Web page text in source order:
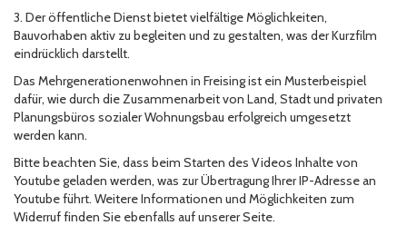
3. Der öffentliche Dienst bietet vielfältige Möglichkeiten,
Bauvorhaben aktiv zu begleiten und zu gestalten, was der Kurzfilm
eindrücklich darstellt.
Das Mehrgenerationenwohnen in Freising ist ein Musterbeispiel
dafür, wie durch die Zusammenarbeit von Land, Stadt und privaten
Planungsbüros sozialer Wohnungsbau erfolgreich umgesetzt
werden kann.
Bitte beachten Sie, dass beim Starten des Videos Inhalte von
Youtube geladen werden, was zur Übertragung Ihrer IP-Adresse an
Youtube führt. Weitere Informationen und Möglichkeiten zum
Widerruf finden Sie ebenfalls auf unserer Seite.